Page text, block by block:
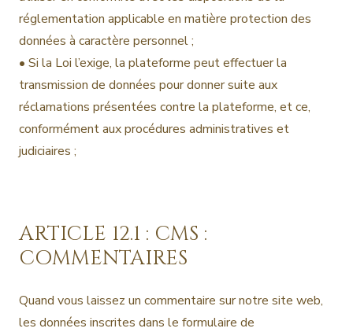
réglementation applicable en matière protection des
données à caractère personnel ;
• Si la Loi l’exige, la plateforme peut effectuer la
transmission de données pour donner suite aux
réclamations présentées contre la plateforme, et ce,
conformément aux procédures administratives et
judiciaires ;
ARTICLE 12.1 : CMS :
COMMENTAIRES
Quand vous laissez un commentaire sur notre site web,
les données inscrites dans le formulaire de